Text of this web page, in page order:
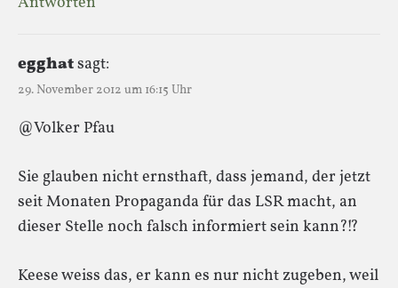
egghatsagt:
29. November 2012 um 16:15 Uhr
@Volker Pfau
Sie glauben nicht ernsthaft, dass jemand, der jetzt
seit Monaten Propaganda für das LSR macht, an
dieser Stelle noch falsch informiert sein kann?!?
Keese weiss das, er kann es nur nicht zugeben, weil